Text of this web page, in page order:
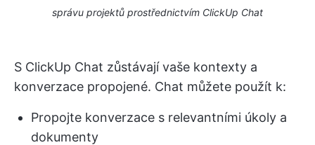
správu projektů prostřednictvím ClickUp Chat
S ClickUp Chat zůstávají vaše kontexty a
konverzace propojené. Chat můžete použít k:
Propojte konverzace s relevantními úkoly a
dokumenty